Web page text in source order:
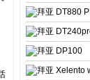
拜亚 DT880
拜亚
拜亚 DP100
拜亚 Xelento